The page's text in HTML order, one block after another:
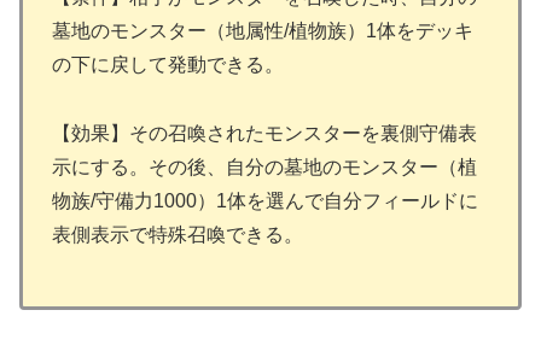
墓地のモンスター（地属性/植物族）1体をデッキ
の下に戻して発動できる。
【効果】その召喚されたモンスターを裏側守備表
示にする。その後、自分の墓地のモンスター（植
物族/守備力1000）1体を選んで自分フィールドに
表側表示で特殊召喚できる。